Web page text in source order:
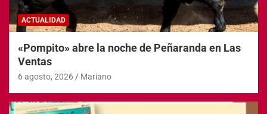
ACTUALIDAD
«Pompito» abre la noche de Peñaranda en Las
Ventas
6 agosto, 2026 Mariano